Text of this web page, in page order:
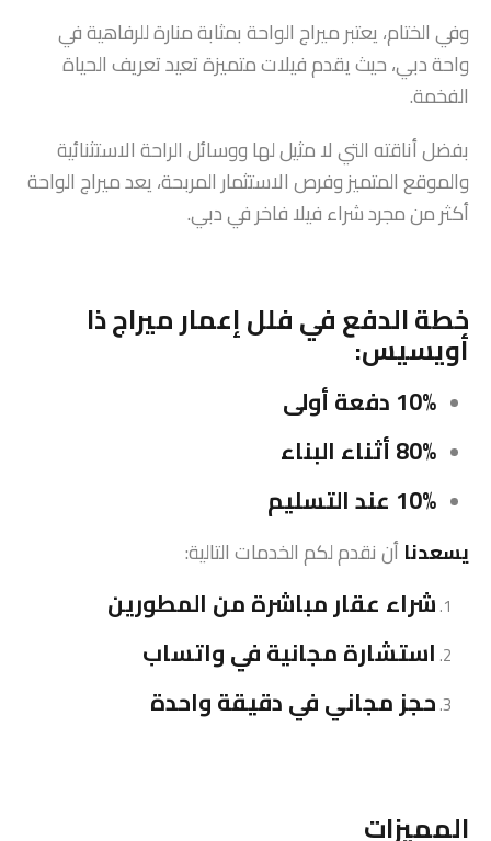
وفي الختام، يعتبر ميراج الواحة بمثابة منارة للرفاهية في
واحة دبي، حيث يقدم فيلات متميزة تعيد تعريف الحياة
الفخمة.
بفضل أناقته التي لا مثيل لها ووسائل الراحة الاستثنائية
والموقع المتميز وفرص الاستثمار المربحة، يعد ميراج الواحة
أكثر من مجرد شراء فيلا فاخر في دبي.
خطة الدفع في فلل إعمار ميراج ذا
أويسيس:
10% دفعة أولى
80% أثناء البناء
10% عند التسليم
يسعدناأن نقدم لكم الخدمات التالية:
شراء عقارمباشرة من المطورين
استشارة مجانية في واتساب
حجز مجاني في دقيقة واحدة
المميزات